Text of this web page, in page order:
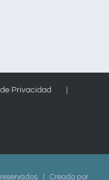
Privacidad
| Creado por